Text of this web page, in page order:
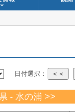
日付選択： ＜＜
- 水の浦 >>